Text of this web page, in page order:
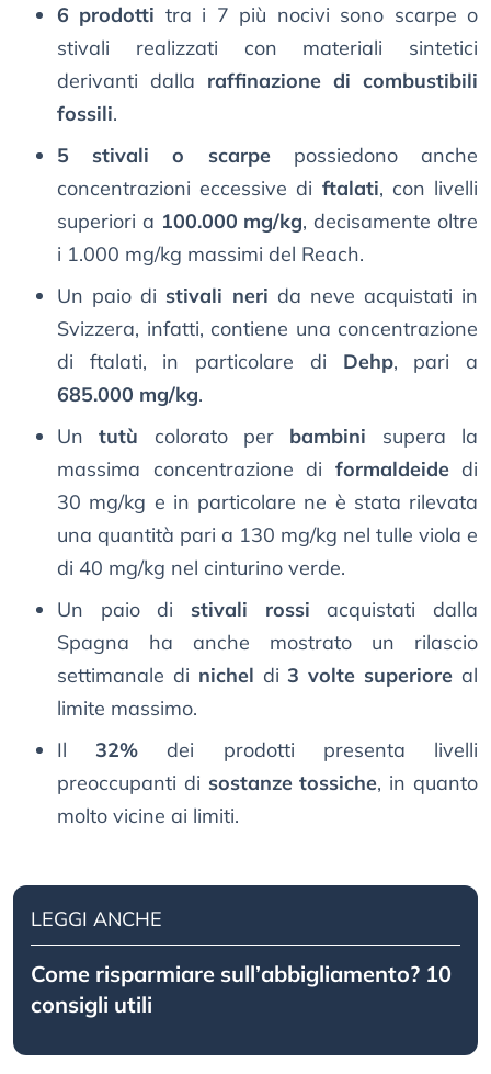
6 prodotti tra i 7 più nocivi sono scarpe o
stivali realizzati con materiali sintetici
derivanti dalla raffinazione di combustibili
fossili.
5 stivali o scarpepossiedono anche
concentrazioni eccessive di ftalati, con livelli
superiori a 100.000 mg/kg, decisamente oltre
i 1.000 mg/kg massimi del Reach.
Un paio di stivali neri da neve acquistati in
Svizzera, infatti, contiene una concentrazione
di ftalati, in particolare di Dehp, pari a
685.000 mg/kg.
Untutù colorato per bambini supera la
massima concentrazione di formaldeidedi
30 mg/kg e in particolare ne è stata rilevata
una quantità pari a 130 mg/kg nel tulle viola e
di 40 mg/kg nel cinturino verde.
Un paio di stivali rossi acquistati dalla
Spagna ha anche mostrato un rilascio
settimanale di nichel di3 volte superiore al
limite massimo.
Il32% dei prodotti presenta livelli
preoccupanti di sostanze tossiche, in quanto
molto vicine ai limiti.
LEGGI ANCHE
Come risparmiare sull’abbigliamento? 10
consigli utili